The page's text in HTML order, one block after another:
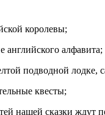
королевы;
английского алфавита;
подводной лодке,
квесты;
нашей сказки ждут